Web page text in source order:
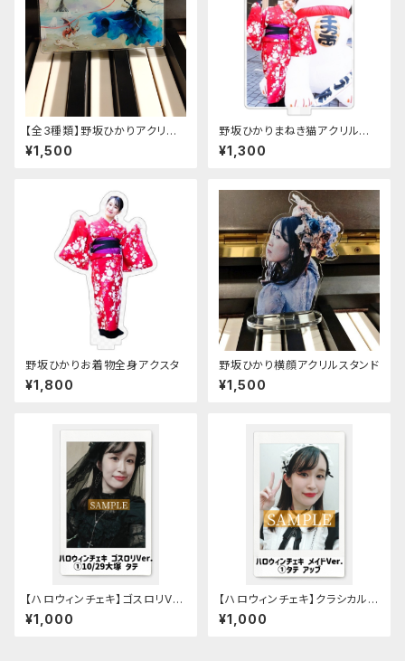
【全3種類】野坂ひかりアクリル
フォトカード(台座付き)
¥1,500
野坂ひかりまねき猫アクリルスタ
ンド
¥1,300
野坂ひかりお着物全身アクスタ
¥1,800
野坂ひかり横顔アクリルスタンド
¥1,500
【ハロウィンチェキ】ゴスロリVe
r.【全10種類】
¥1,000
【ハロウィンチェキ】クラシカルメ
イドVer.【全5種類】
¥1,000